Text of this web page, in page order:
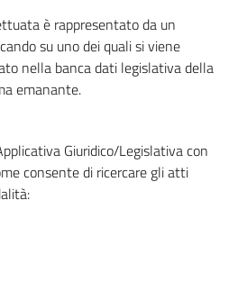
è rappresentato da un
su uno dei quali si viene
nella banca dati legislativa della
emanante.
Giuridico/Legislativa con
consente di ricercare gli atti